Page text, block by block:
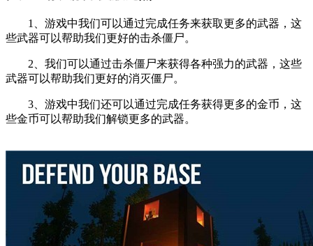
1、游戏中我们可以通过完成任务来获取更多的武器，这
些武器可以帮助我们更好的击杀僵尸。
2、我们可以通过击杀僵尸来获得各种强力的武器，这些
武器可以帮助我们更好的消灭僵尸。
3、游戏中我们还可以通过完成任务获得更多的金币，这
些金币可以帮助我们解锁更多的武器。